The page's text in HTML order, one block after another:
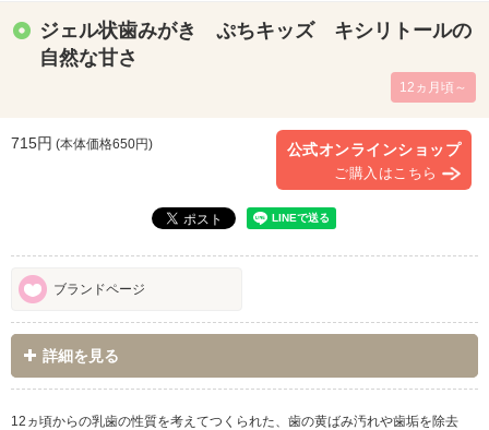
ジェル状歯みがき ぷちキッズ キシリトールの
自然な甘さ
12ヵ月頃～
715円 (本体価格650円) 公式オンラインショップ
ご購入はこちら
ブランドページ
詳細を見る
12ヵ頃からの乳歯の性質を考えてつくられた、歯の黄ばみ汚れや歯垢を除去